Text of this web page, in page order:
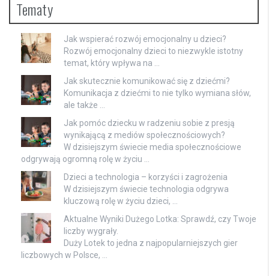
Tematy
Jak wspierać rozwój emocjonalny u dzieci?
Rozwój emocjonalny dzieci to niezwykle istotny
temat, który wpływa na …
Jak skutecznie komunikować się z dziećmi?
Komunikacja z dziećmi to nie tylko wymiana słów,
ale także …
Jak pomóc dziecku w radzeniu sobie z presją
wynikającą z mediów społecznościowych?
W dzisiejszym świecie media społecznościowe
odgrywają ogromną rolę w życiu …
Dzieci a technologia – korzyści i zagrożenia
W dzisiejszym świecie technologia odgrywa
kluczową rolę w życiu dzieci, …
Aktualne Wyniki Dużego Lotka: Sprawdź, czy Twoje
liczby wygrały.
Duży Lotek to jedna z najpopularniejszych gier
liczbowych w Polsce, …